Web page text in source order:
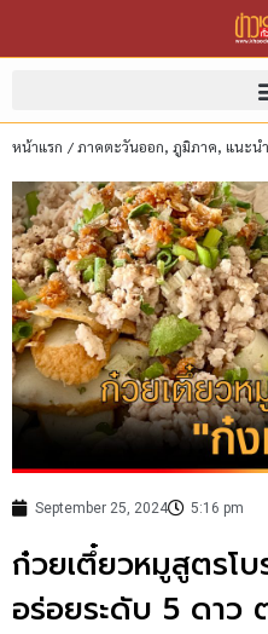
หน้าแรก /ภาคตะวันออก, ภูมิภาค, แนะนำ
September 25, 2024 5:16 pm
ก๋วยเตึ๋ยวหมูสูตรโ
อร่อยระดับ 5 ดาว